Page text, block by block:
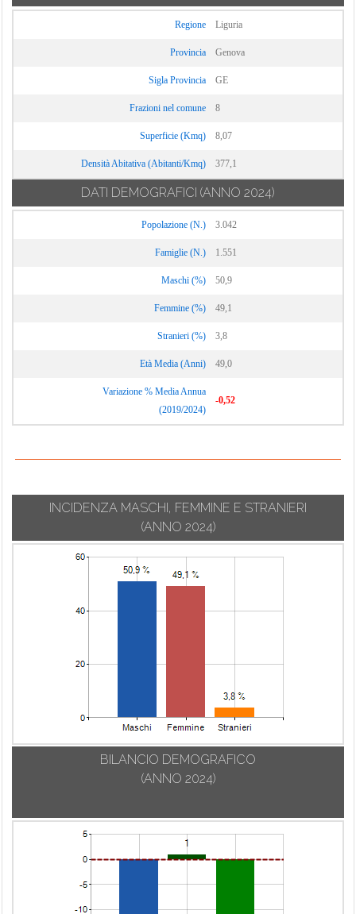
Regione Liguria
Provincia Genova
Sigla Provincia GE
Frazioni nel comune 8
Superficie (Kmq) 8,07
Densità Abitativa (Abitanti/Kmq) 377,1
DATI DEMOGRAFICI (ANNO 2024)
Popolazione (N.) 3.042
Famiglie (N.) 1.551
Maschi (%) 50,9
Femmine (%) 49,1
Stranieri (%) 3,8
Età Media (Anni) 49,0
Variazione % Media Annua
(2019/2024)
-0,52
INCIDENZA MASCHI, FEMMINE E STRANIERI
(ANNO 2024)
BILANCIO DEMOGRAFICO
(ANNO 2024)